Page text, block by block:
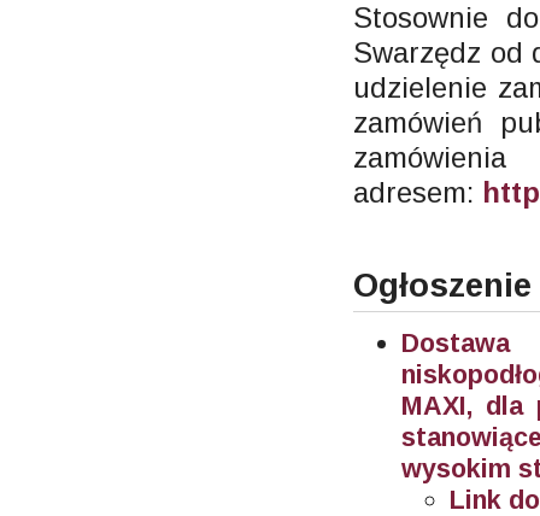
Stosownie
Swarzędz od
udzielenie
zamówień
adresem:
MAXI, dla
wysokim
Link